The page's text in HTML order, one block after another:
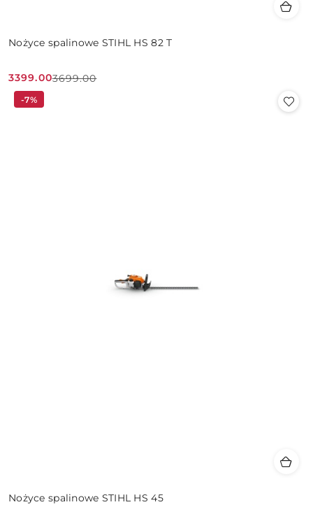
Nożyce spalinowe STIHL HS 82 T
Cena
promocyjna:
3399.00
Cena
przed
3699.00
Nożyce spalinowe STIHL HS 45
-7%